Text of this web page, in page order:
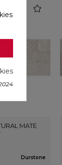
MATE
Durstone